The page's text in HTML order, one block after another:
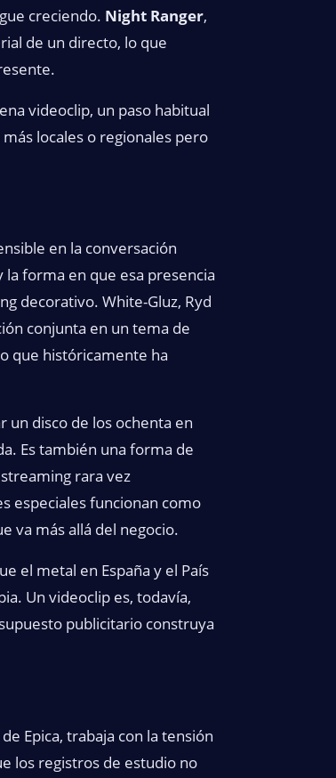
creciendo. Night Ranger,
de un directo, lo que
videoclip, un paso habitual
locales o regionales pero
en la conversación
forma en que esa presencia
decorativo. White-Gluz, Ryd
conjunta en un tema de
que históricamente ha
un disco de los ochenta en
Es también una forma de
rara vez
especiales funcionan como
va más allá del negocio.
el metal en España y el País
Un videoclip es, todavía,
publicitario construya
Epica, trabaja con la tensión
los registros de estudio no